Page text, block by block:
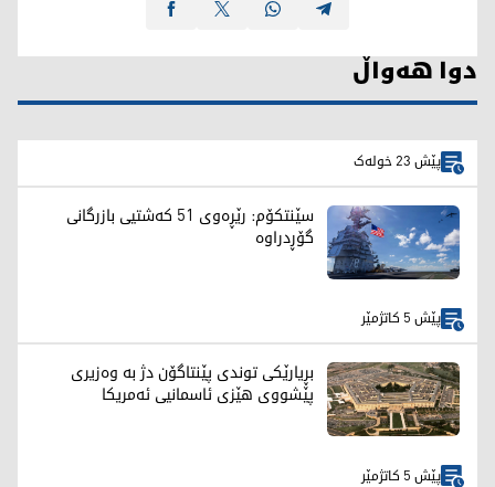
دوا هەواڵ
پێش 23 خولەک
سێنتکۆم: رێڕەوی 51 کەشتیی بازرگانی
گۆڕدراوە
پێش 5 کاتژمێر
بڕیارێکی توندی پێنتاگۆن دژ بە وەزیری
پێشووی هێزی ئاسمانیی ئەمریکا
پێش 5 کاتژمێر